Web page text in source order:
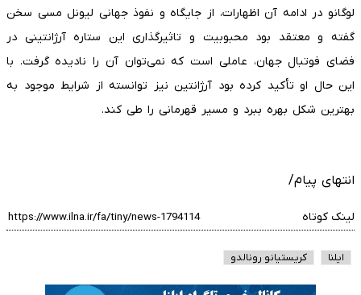
لوگانو در ادامه آن اظهارات، از جایگاه و نفوذ جهانی لیونل مسی سخن
گفته و معتقد بود محبوبیت و تاثیرگذاری این ستاره آرژانتینی در
فضای فوتبال جهان، عاملی است که نمی‌توان آن را نادیده گرفت. با
این حال او تأکید کرده بود آرژانتین نیز توانسته از شرایط موجود به
بهترین شکل بهره ببرد و مسیر قهرمانی را طی کند.
انتهای پیام/
لینک کوتاه
ایلنا کریستیانو رونالدو